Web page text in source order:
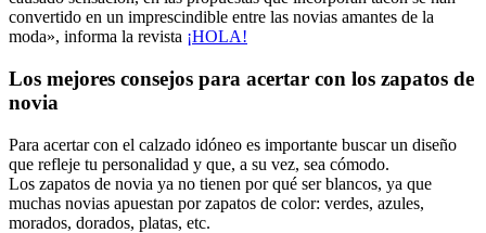
convertido en un imprescindible entre las novias amantes de la
moda», informa la revista ¡HOLA!
Los mejores consejos para acertar con los zapatos de
novia
Para acertar con el calzado idóneo es importante buscar un diseño
que refleje tu personalidad y que, a su vez, sea cómodo.
Los zapatos de novia ya no tienen por qué ser blancos, ya que
muchas novias apuestan por zapatos de color: verdes, azules,
morados, dorados, platas, etc.